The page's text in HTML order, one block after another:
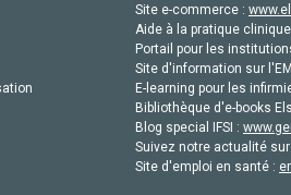
Site e-commerce :
Aide à la pratique
Portail pour les
Site d'information sur
E-learning pour les
Bibliothèque d'e-books
Blog special IFSI :
Suivez notre actualité
Site d'emploi en santé :